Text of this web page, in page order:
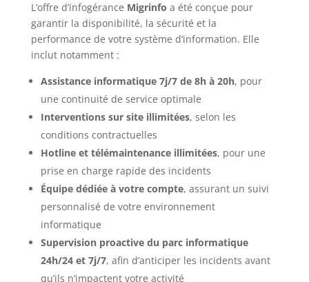
L’offre d’infogérance Migrinfo a été conçue pour
garantir la disponibilité, la sécurité et la
performance de votre système d’information. Elle
inclut notamment :
Assistance informatique 7j/7 de 8h à 20h, pour
une continuité de service optimale
Interventions sur site illimitées, selon les
conditions contractuelles
Hotline et télémaintenance illimitées, pour une
prise en charge rapide des incidents
Équipe dédiée à votre compte, assurant un suivi
personnalisé de votre environnement
informatique
Supervision proactive du parc informatique
24h/24 et 7j/7, afin d’anticiper les incidents avant
qu’ils n’impactent votre activité